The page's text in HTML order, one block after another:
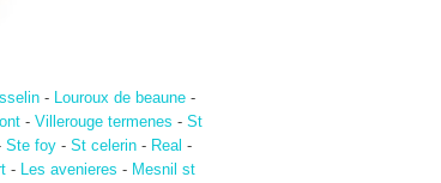
- Louroux de beaune -
- Villerouge termenes - St
Ste foy- St celerin- Real -
- Les avenieres - Mesnil st